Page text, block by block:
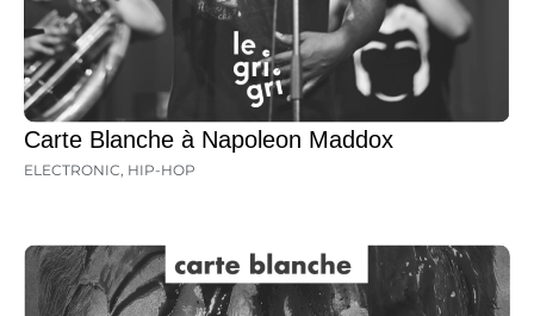
Carte Blanche à Napoleon Maddox
ELECTRONIC, HIP-HOP